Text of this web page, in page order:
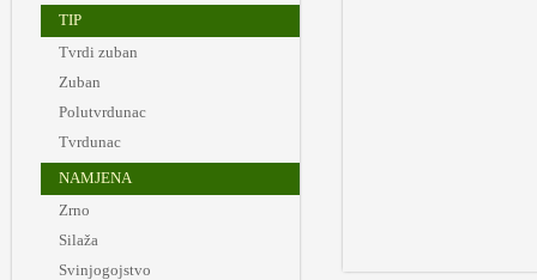
TIP
Tvrdi zuban
Zuban
Polutvrdunac
Tvrdunac
NAMJENA
Zrno
Silaža
Svinjogojstvo